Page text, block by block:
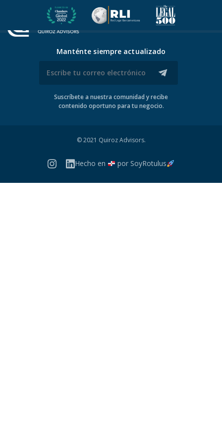
Manténte siempre actualizado
Suscríbete a nuestra comunidad y recibe
contenido oportuno para tu negocio.
© 2021 Quiroz Advisors.
Hecho en por SoyRotulus